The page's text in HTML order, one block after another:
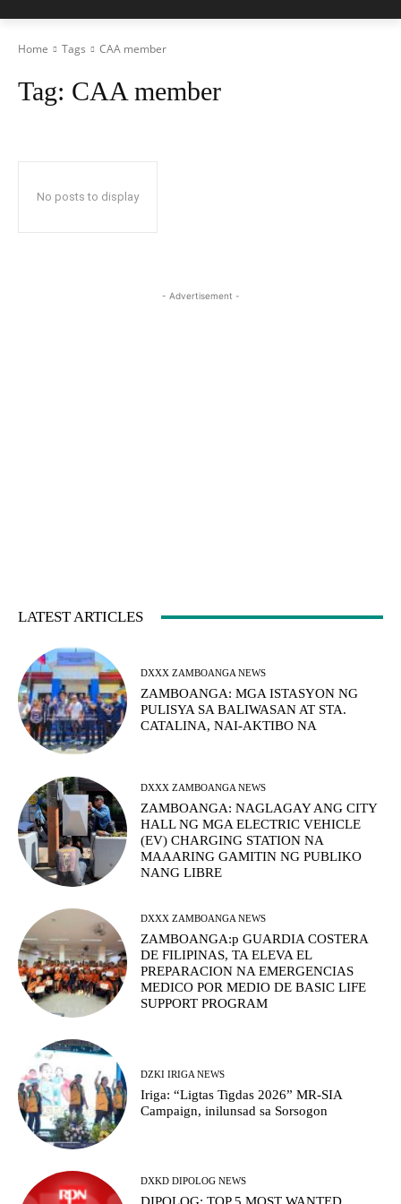
Home Tags CAA member
Tag: CAA member
No posts to display
- Advertisement -
LATEST ARTICLES
DXXX ZAMBOANGA NEWS
ZAMBOANGA: MGA ISTASYON NG
PULISYA SA BALIWASAN AT STA.
CATALINA, NAI-AKTIBO NA
DXXX ZAMBOANGA NEWS
ZAMBOANGA: NAGLAGAY ANG CITY
HALL NG MGA ELECTRIC VEHICLE
(EV) CHARGING STATION NA
MAAARING GAMITIN NG PUBLIKO
NANG LIBRE
DXXX ZAMBOANGA NEWS
ZAMBOANGA:p GUARDIA COSTERA
DE FILIPINAS, TA ELEVA EL
PREPARACION NA EMERGENCIAS
MEDICO POR MEDIO DE BASIC LIFE
SUPPORT PROGRAM
DZKI IRIGA NEWS
Iriga: “Ligtas Tigdas 2026” MR-SIA
Campaign, inilunsad sa Sorsogon
DXKD DIPOLOG NEWS